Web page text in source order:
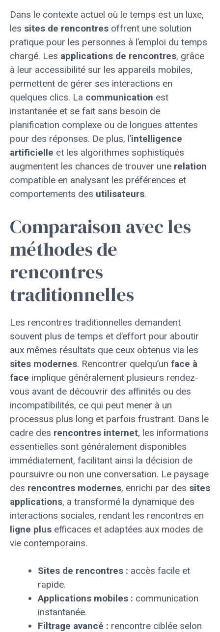
Dans le contexte actuel où le temps est un luxe,
les sites de rencontres offrent une solution
pratique pour les personnes à l’emploi du temps
chargé. Les applications de rencontres, grâce
à leur accessibilité sur les appareils mobiles,
permettent de gérer ses interactions en
quelques clics. La communication est
instantanée et se fait sans besoin de
planification complexe ou de longues attentes
pour des réponses. De plus, l’intelligence
artificielle et les algorithmes sophistiqués
augmentent les chances de trouver une relation
compatible en analysant les préférences et
comportements des utilisateurs.
Comparaison avec les
méthodes de
rencontres
traditionnelles
Les rencontres traditionnelles demandent
souvent plus de temps et d’effort pour aboutir
aux mêmes résultats que ceux obtenus via les
sites modernes. Rencontrer quelqu’un face à
face implique généralement plusieurs rendez-
vous avant de découvrir des affinités ou des
incompatibilités, ce qui peut mener à un
processus plus long et parfois frustrant. Dans le
cadre des rencontres internet, les informations
essentielles sont généralement disponibles
immédiatement, facilitant ainsi la décision de
poursuivre ou non une conversation. Le paysage
des rencontres modernes, enrichi par des sites
applications, a transformé la dynamique des
interactions sociales, rendant les rencontres en
ligne plus efficaces et adaptées aux modes de
vie contemporains.
Sites de rencontres : accès facile et
rapide.
Applications mobiles : communication
instantanée.
Filtrage avancé : rencontre ciblée selon